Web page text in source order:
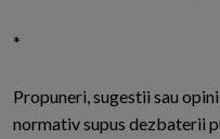
*
Propuneri, sugestii sau
normativ supus dezbaterii